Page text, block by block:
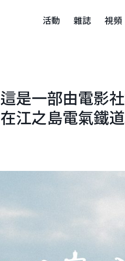
活動 雜誌 視頻
是一部由電影
江之島電氣鐵道